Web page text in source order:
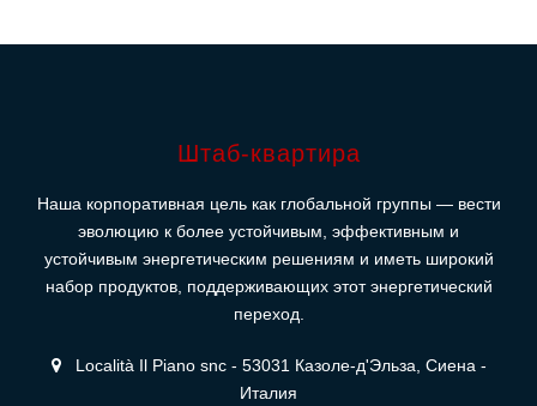
Штаб-квартира
Наша корпоративная цель как глобальной группы — вести
эволюцию к более устойчивым, эффективным и
устойчивым энергетическим решениям и иметь широкий
набор продуктов, поддерживающих этот энергетический
переход.
Località Il Piano snc - 53031 Казоле-д'Эльза, Сиена -
Италия